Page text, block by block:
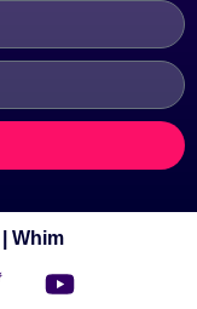
Whim